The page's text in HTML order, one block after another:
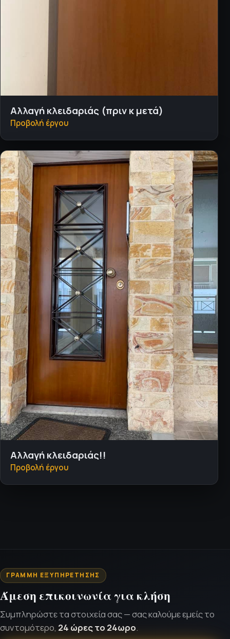
Αλλαγή κλειδαριάς (πριν κ μετά)
Προβολή έργου
Αλλαγή κλειδαριάς!!
Προβολή έργου
ΓΡΑΜΜΉ ΕΞΥΠΗΡΈΤΗΣΗΣ
Άμεση επικοινωνία για κλήση
Συμπληρώστε τα στοιχεία σας — σας καλούμε εμείς το
συντομότερο, 24 ώρες το 24ωρο.